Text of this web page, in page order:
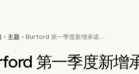
 主题  Burford 第一季度新增承诺额
第一季度新增